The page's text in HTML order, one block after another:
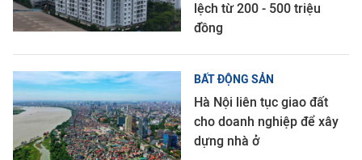
lệch từ 200 - 500 triệu
đồng
BẤT ĐỘNG SẢN
Hà Nội liên tục giao đất
cho doanh nghiệp để xây
dựng nhà ở